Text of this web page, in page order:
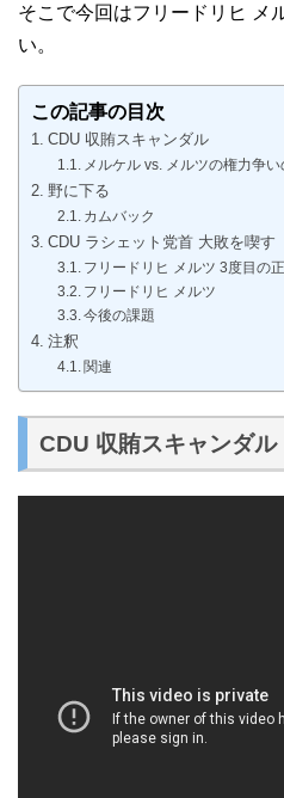
そこで今回はフリードリヒ メ
い。
この記事の目次
CDU 収賄スキャンダル
メルケル vs. メルツの権力争い
野に下る
カムバック
CDU ラシェット党首 大敗を喫す
フリードリヒ メルツ 3度目の
フリードリヒ メルツ
今後の課題
注釈
関連
CDU 収賄スキャンダル